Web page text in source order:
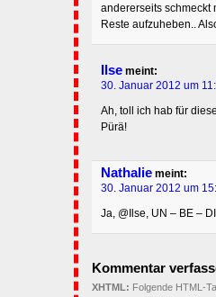
andererseits schmeckt
Reste aufzuheben..
Ilse meint:
30. Januar 2012 um
Ah, toll ich hab für
Pürä!
Nathalie meint:
30. Januar 2012 um
Ja, @Ilse, UN – BE –
Kommentar
XHTML: Folgende HTML-